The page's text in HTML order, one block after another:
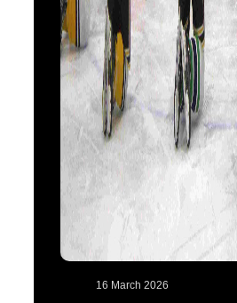
16 March 2026